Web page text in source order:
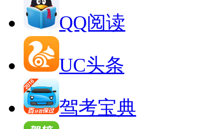
QQ阅读
UC头条
驾考宝典